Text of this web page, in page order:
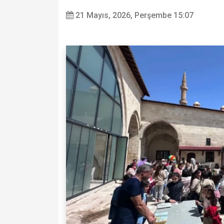
21 Mayıs, 2026, Perşembe 15:07